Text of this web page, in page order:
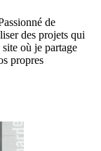
de
des projets qui
où je partage
propres